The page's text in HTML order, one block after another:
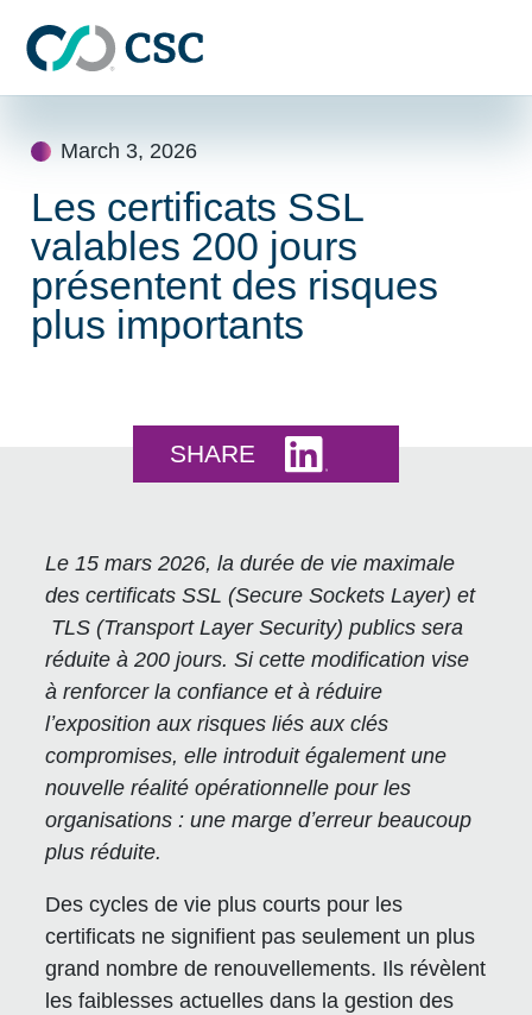
March 3, 2026
Les certificats SSL
valables 200 jours
présentent des risques
plus importants
SHARE
Le 15 mars 2026, la durée de vie maximale
des certificats SSL (Secure Sockets Layer) et
TLS (Transport Layer Security) publics sera
réduite à 200 jours. Si cette modification vise
à renforcer la confiance et à réduire
lʼexposition aux risques liés aux clés
compromises, elle introduit également une
nouvelle réalité opérationnelle pour les
organisations : une marge dʼerreur beaucoup
plus réduite.
Des cycles de vie plus courts pour les
certificats ne signifient pas seulement un plus
grand nombre de renouvellements. Ils révèlent
les faiblesses actuelles dans la gestion des